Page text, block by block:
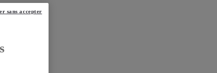
sans accepter